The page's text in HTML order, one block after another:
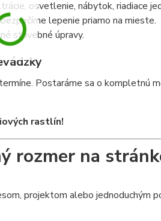
osvetlenie, nábytok, riadiace
lepenie priamo na mieste.
stavebné úpravy.
Postaráme sa o kompletnú
rastlín!
rozmer na
projektom alebo jednoduchým